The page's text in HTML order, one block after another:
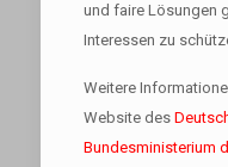
und faire Lösungen
Interessen zu
Weitere
Website des
Bundesministerium